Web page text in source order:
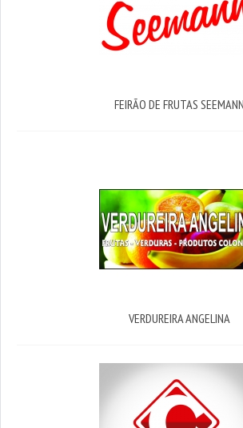
FEIRÃO DE FRUTAS SEEMANN
VERDUREIRA ANGELINA